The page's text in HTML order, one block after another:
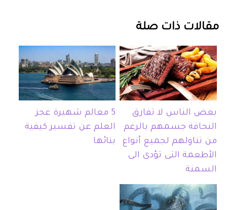
مقالات ذات صلة
بعض الناس لا تفارق
النحافة جسمهم بالرغم
من تناولهم لجميع أنواع
الأطعمة التى تؤدى الى
السمنة
5 معالم شهيرة عجز
العلم عن تفسير كيفية
بنائها